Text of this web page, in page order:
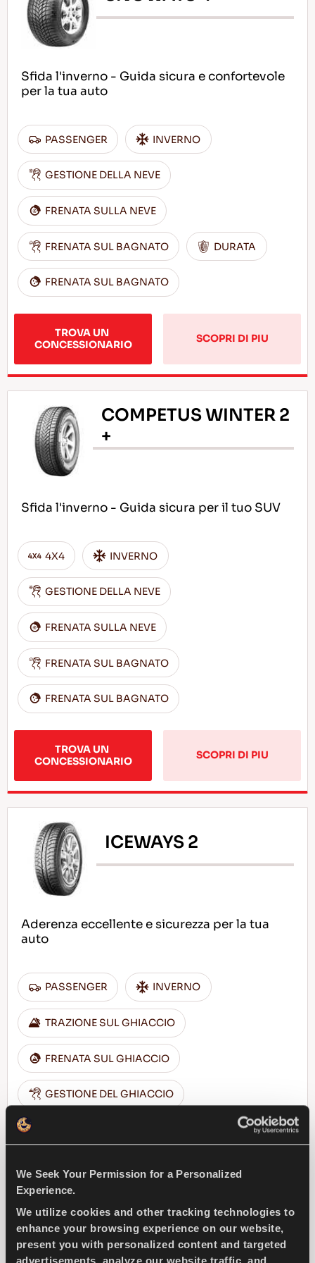
We Seek Your Permission for a Personalized
Experience.
We utilize cookies and other tracking technologies to
enhance your browsing experience on our website,
present you with personalized content and targeted
Sfida l'inverno - Guida sicura e confortevole
per la tua auto
PASSENGER INVERNO
GESTIONE DELLA NEVE
FRENATA SULLA NEVE
FRENATA SUL BAGNATO DURATA
FRENATA SUL BAGNATO
TROVA UN
CONCESSIONARIO
SCOPRI DI PIU
COMPETUS WINTER 2
+
Sfida l'inverno - Guida sicura per il tuo SUV
4X4 INVERNO
GESTIONE DELLA NEVE
FRENATA SULLA NEVE
FRENATA SUL BAGNATO
FRENATA SUL BAGNATO
TROVA UN
CONCESSIONARIO
SCOPRI DI PIU
ICEWAYS 2
Aderenza eccellente e sicurezza per la tua
auto
PASSENGER INVERNO
TRAZIONE SUL GHIACCIO
FRENATA SUL GHIACCIO
GESTIONE DEL GHIACCIO
TROVA UN
MULTIWAYS 2